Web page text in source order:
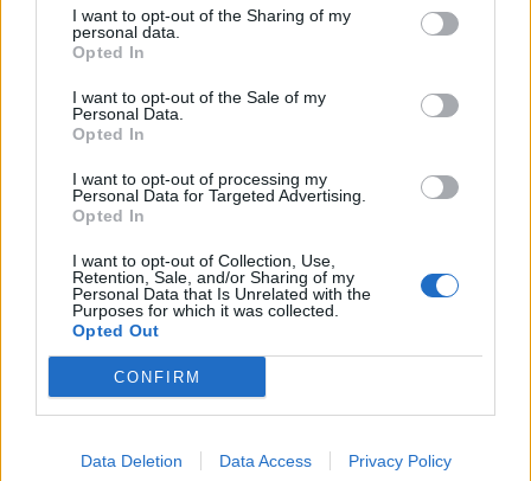
I want to opt-out of the Sharing of my
personal data.
Opted In
I want to opt-out of the Sale of my
Personal Data.
Opted In
I want to opt-out of processing my
Personal Data for Targeted Advertising.
Opted In
I want to opt-out of Collection, Use,
Retention, Sale, and/or Sharing of my
Personal Data that Is Unrelated with the
Purposes for which it was collected.
Opted Out
CONFIRM
Data Deletion Data Access Privacy Policy
34.325 euro
2023-04-08
esenzioni fiscali e crediti d'imposta adottati a
seguito della crisi economica causata dall'epidemia di
COVID-19 [con mo
agenzia delle entrate
14.772 euro
RELAZIONE PREVISIONALE E PROGRAMMATICA
2022
Camera di Commercio, Industria, Artigianato e
Agricoltura di Vicenza
2.000 euro
2022-02-19
per aziende che non richiedono trattamenti di cassa